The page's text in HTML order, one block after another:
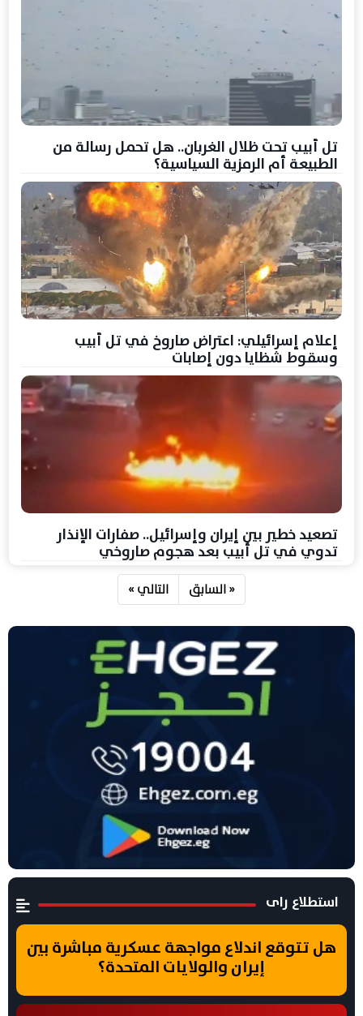
تل أبيب تحت ظلال الغربان.. هل تحمل رسالة من
الطبيعة أم الرمزية السياسية؟
إعلام إسرائيلي: اعتراض صاروخ في تل أبيب
وسقوط شظايا دون إصابات
تصعيد خطير بين إيران وإسرائيل.. صفارات الإنذار
تدوي في تل أبيب بعد هجوم صاروخي
« السابق التالي »
استطلاع راى
هل تتوقع اندلاع مواجهة عسكرية مباشرة بين
إيران والولايات المتحدة؟